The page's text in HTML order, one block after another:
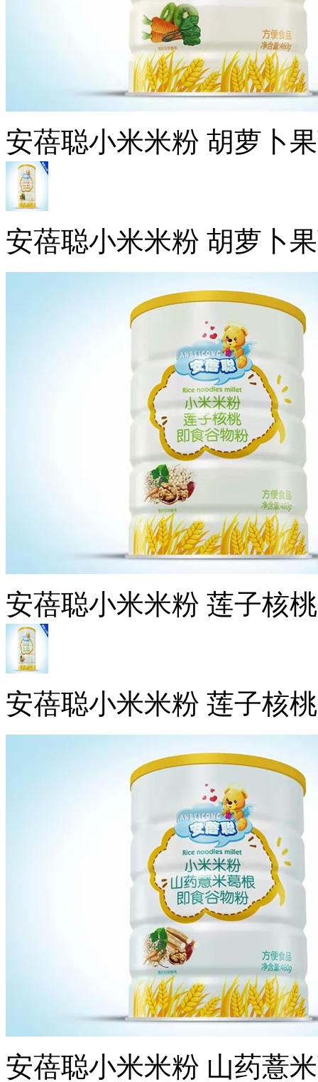
安蓓聪小米米粉 胡萝卜
安蓓聪小米米粉 胡萝卜
安蓓聪小米米粉 莲子核桃
安蓓聪小米米粉 莲子核桃
安蓓聪小米米粉 山药薏